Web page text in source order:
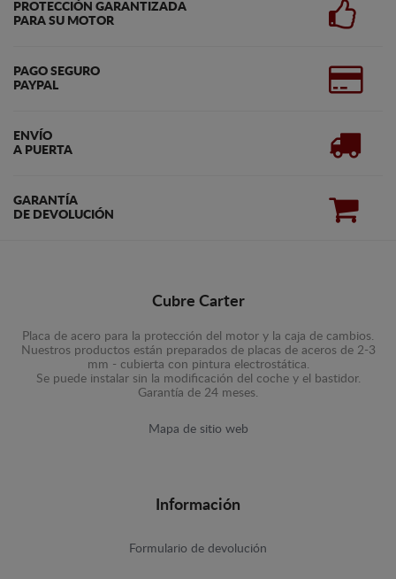
PROTECCIÓN GARANTIZADA
PARA SU MOTOR
PAGO SEGURO
PAYPAL
ENVÍO
A PUERTA
GARANTÍA
DE DEVOLUCIÓN
Cubre Carter
Placa de acero para la protección del motor y la caja de cambios.
Nuestros productos están preparados de placas de aceros de 2-3
mm - cubierta con pintura electrostática.
Se puede instalar sin la modificación del coche y el bastidor.
Garantía de 24 meses.
Mapa de sitio web
Información
Formulario de devolución